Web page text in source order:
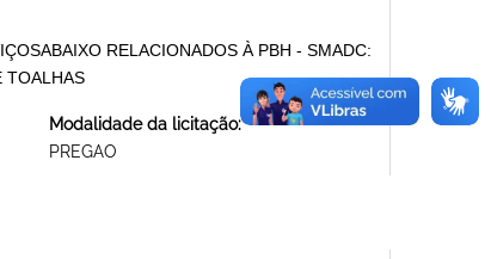
RELACIONADOS À PBH - SMADC:
TOALHAS
Modalidade da licitação:
PREGAO